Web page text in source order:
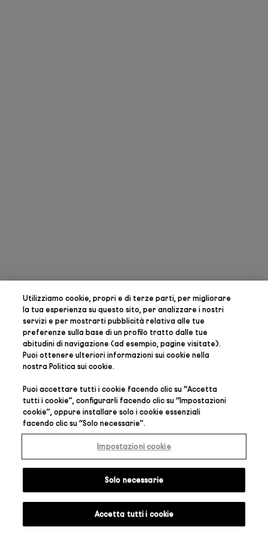
Utilizziamo cookie, propri e di terze parti, permigliorare
la tua esperienza su questo sito, per analizzare i nostri
servizi e per mostrarti pubblicità relativa alle tue
preferenze sulla base di un profilo tratto dalle tue
abitudini di navigazione (ad esempio, pagine visitate).
Puoi ottenere ulteriori informazioni sui cookie nella
nostraPolitica sui cookie.
Puoi accettare tutti i cookie facendo clic su “Accetta
tutti i cookie”, configurarli facendo clic su “Impostazioni
cookie”, oppure installare solo i cookie essenziali
facendo clic su “Solo necessarie”.
Impostazioni cookie
Solo necessarie
Accetta tutti i cookie